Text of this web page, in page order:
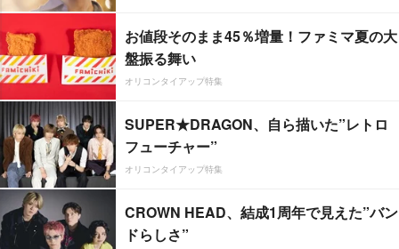
お値段そのまま45％増量！ファミマ夏の大
盤振る舞い
オリコンタイアップ特集
SUPER★DRAGON、自ら描いた”レトロ
フューチャー”
オリコンタイアップ特集
CROWN HEAD、結成1周年で見えた”バン
ドらしさ”